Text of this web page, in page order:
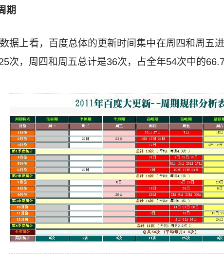
期
据上看，百度总体的更新时间集中在周四和周五
次，周四和周五总计是36次，占全年54次中的